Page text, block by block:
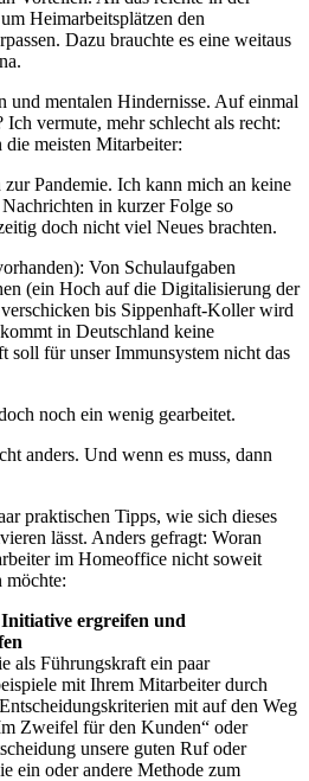
Heimarbeitsplätzen den
Dazu brauchte es eine weitaus
und mentalen Hindernisse. Auf einmal
Ich vermute, mehr schlecht als recht:
meisten Mitarbeiter:
Pandemie. Ich kann mich an keine
in kurzer Folge so
doch nicht viel Neues brachten.
Von Schulaufgaben
(ein Hoch auf die Digitalisierung der
bis Sippenhaft-Koller wird
in Deutschland keine
soll für unser Immunsystem nicht das
noch ein wenig gearbeitet.
anders. Und wenn es muss, dann
praktischen Tipps, wie sich dieses
lässt. Anders gefragt: Woran
im Homeoffice nicht soweit
möchte:
ergreifen und
als Führungskraft ein paar
mit Ihrem Mitarbeiter durch
mit auf den Weg
Zweifel für den Kunden“ oder
unsere guten Ruf oder
ein oder andere Methode zum